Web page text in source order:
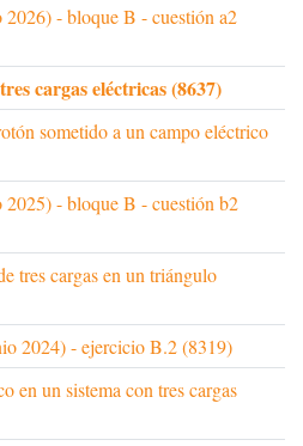
- bloque B - cuestión a2
cargas eléctricas (8637)
sometido a un campo eléctrico
- bloque B - cuestión b2
tres cargas en un triángulo
2024) - ejercicio B.2 (8319)
en un sistema con tres cargas